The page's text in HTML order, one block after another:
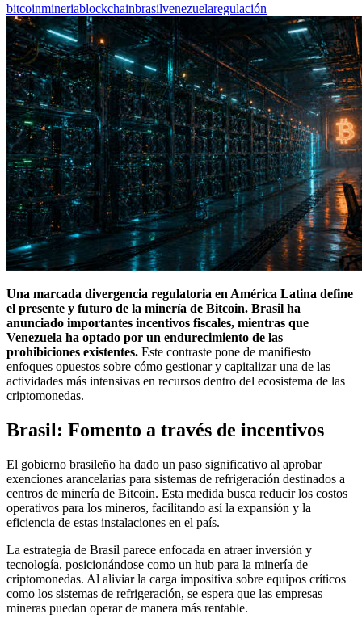
bitcoinmineriablockchainbrasilvenezuelaregulación
Una marcada divergencia regulatoria en América Latina define
el presente y futuro de la minería de Bitcoin. Brasil ha
anunciado importantes incentivos fiscales, mientras que
Venezuela ha optado por un endurecimiento de las
prohibiciones existentes. Este contraste pone de manifiesto
enfoques opuestos sobre cómo gestionar y capitalizar una de las
actividades más intensivas en recursos dentro del ecosistema de las
criptomonedas.
Brasil: Fomento a través de incentivos
El gobierno brasileño ha dado un paso significativo al aprobar
exenciones arancelarias para sistemas de refrigeración destinados a
centros de minería de Bitcoin. Esta medida busca reducir los costos
operativos para los mineros, facilitando así la expansión y la
eficiencia de estas instalaciones en el país.
La estrategia de Brasil parece enfocada en atraer inversión y
tecnología, posicionándose como un hub para la minería de
criptomonedas. Al aliviar la carga impositiva sobre equipos críticos
como los sistemas de refrigeración, se espera que las empresas
mineras puedan operar de manera más rentable.